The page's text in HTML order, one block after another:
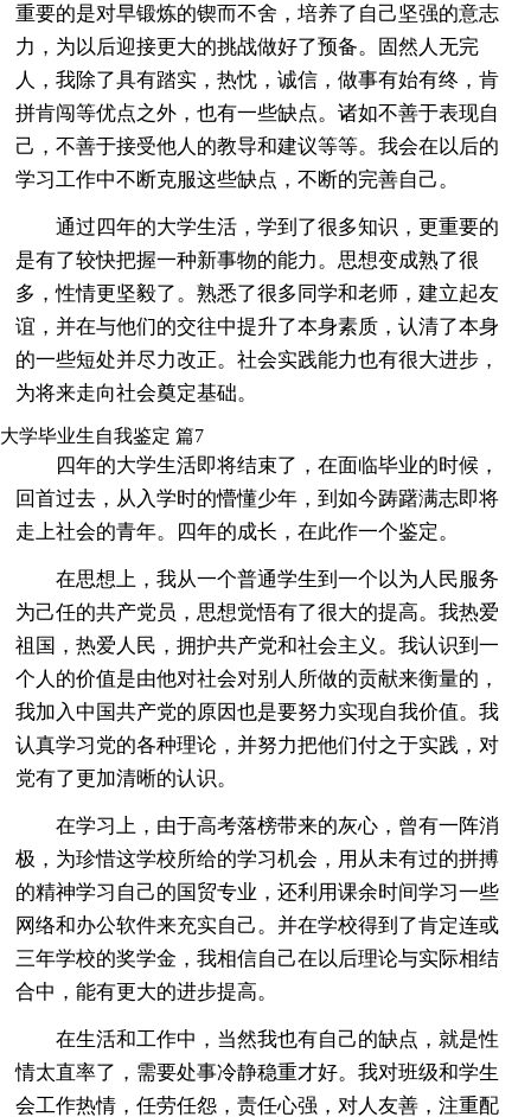
重要的是对早锻炼的锲而不舍，培养了自己坚强的意志
力，为以后迎接更大的挑战做好了预备。固然人无完
人，我除了具有踏实，热忱，诚信，做事有始有终，肯
拼肯闯等优点之外，也有一些缺点。诸如不善于表现自
己，不善于接受他人的教导和建议等等。我会在以后的
学习工作中不断克服这些缺点，不断的完善自己。
通过四年的大学生活，学到了很多知识，更重要的
是有了较快把握一种新事物的能力。思想变成熟了很
多，性情更坚毅了。熟悉了很多同学和老师，建立起友
谊，并在与他们的交往中提升了本身素质，认清了本身
的一些短处并尽力改正。社会实践能力也有很大进步，
为将来走向社会奠定基础。
大学毕业生自我鉴定 篇7
四年的大学生活即将结束了，在面临毕业的时候，
回首过去，从入学时的懵懂少年，到如今踌躇满志即将
走上社会的青年。四年的成长，在此作一个鉴定。
在思想上，我从一个普通学生到一个以为人民服务
为己任的共产党员，思想觉悟有了很大的提高。我热爱
祖国，热爱人民，拥护共产党和社会主义。我认识到一
个人的价值是由他对社会对别人所做的贡献来衡量的，
我加入中国共产党的原因也是要努力实现自我价值。我
认真学习党的各种理论，并努力把他们付之于实践，对
党有了更加清晰的认识。
在学习上，由于高考落榜带来的灰心，曾有一阵消
极，为珍惜这学校所给的学习机会，用从未有过的拼搏
的精神学习自己的国贸专业，还利用课余时间学习一些
网络和办公软件来充实自己。并在学校得到了肯定连或
三年学校的奖学金，我相信自己在以后理论与实际相结
合中，能有更大的进步提高。
在生活和工作中，当然我也有自己的缺点，就是性
情太直率了，需要处事冷静稳重才好。我对班级和学生
会工作热情，任劳任怨，责任心强，对人友善，注重配